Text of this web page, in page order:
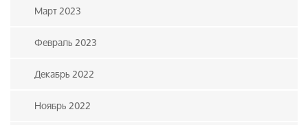
Март 2023
Февраль 2023
Декабрь 2022
Ноябрь 2022